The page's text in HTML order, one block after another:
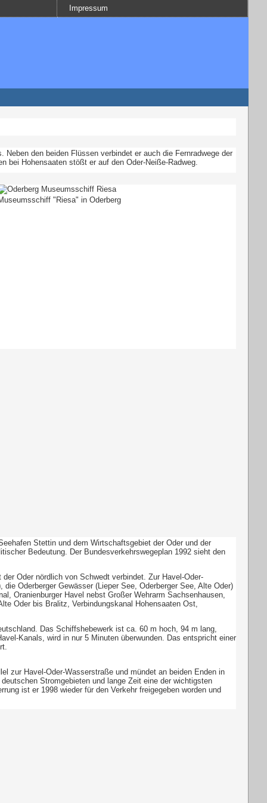
Impressum
den beiden Flüssen verbindet er auch die Fernradwege der
bei Hohensaaten stößt er auf den Oder-Neiße-Radweg.
"Riesa" in Oderberg
Stettin und dem Wirtschaftsgebiet der Oder und der
Bedeutung. Der Bundesverkehrswegeplan 1992 sieht den
Oder nördlich von Schwedt verbindet. Zur Havel-Oder-
Oderberger Gewässer (Lieper See, Oderberger See, Alte Oder)
Oranienburger Havel nebst Großer Wehrarm Sachsenhausen,
Oder bis Bralitz, Verbindungskanal Hohensaaten Ost,
Das Schiffshebewerk ist ca. 60 m hoch, 94 m lang,
Kanals, wird in nur 5 Minuten überwunden. Das entspricht einer
zur Havel-Oder-Wasserstraße und mündet an beiden Enden in
Stromgebieten und lange Zeit eine der wichtigsten
ist er 1998 wieder für den Verkehr freigegeben worden und